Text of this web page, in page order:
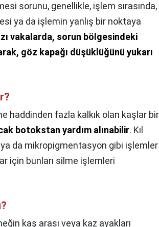
sorunu, genellikle, işlem sırasında,
ya da işlemin yanlış bir noktaya
vakalarda, sorun bölgesindeki
göz kapağı düşüklüğünü yukarı
haddinden fazla kalkık olan kaşlar bir
botokstan yardım alınabilir. Kıl
da mikropigmentasyon gibi işlemler
için bunları silme işlemleri
kaş arası veya kaz ayakları